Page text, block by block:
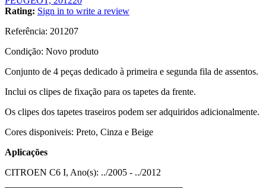
Rating: Sign in to write a review
Referência: 201207
Condição: Novo produto
Conjunto de 4 peças dedicado à primeira e segunda fila de assentos.
Inclui os clipes de fixação para os tapetes da frente.
Os clipes dos tapetes traseiros podem ser adquiridos adicionalmente.
Cores disponiveis: Preto, Cinza e Beige
Aplicações
CITROEN C6 I, Ano(s): ../2005 - ../2012